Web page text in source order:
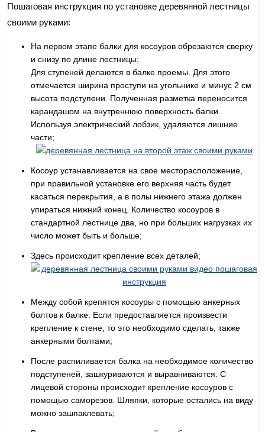
Пошаговая инструкция по установке деревянной лестницы
своими руками:
На первом этапе балки для косоуров обрезаются сверху
и снизу по длине лестницы;
Для ступеней делаются в балке проемы. Для этого
отмечается ширина проступи на угольнике и минус 2 см
высота подступени. Полученная разметка переносится
карандашом на внутреннюю поверхность балки.
Используя электрический лобзик, удаляются лишние
части;
Косоур устанавливается на свое месторасположение,
при правильной установке его верхняя часть будет
касаться перекрытия, а в полы нижнего этажа должен
упираться нижний конец. Количество косоуров в
стандартной лестнице два, но при больших нагрузках их
число может быть и больше;
Здесь происходит крепление всех деталей;
Между собой крепятся косоуры с помощью анкерных
болтов к балке. Если предоставляется произвести
крепление к стене, то это необходимо сделать, также
анкерными болтами;
После распиливается балка на необходимое количество
подступеней, зашкуриваются и выравниваются. С
лицевой стороны происходит крепление косоуров с
помощью саморезов. Шляпки, которые остались на виду
можно зашпаклевать;